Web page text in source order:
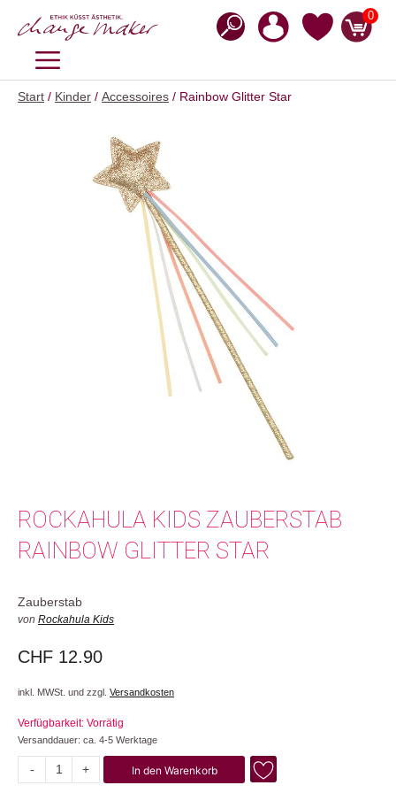
Inhalt
0
MENÜ
Start / Kinder / Accessoires / Rainbow Glitter Star
ROCKAHULA KIDS ZAUBERSTAB
RAINBOW GLITTER STAR
Zauberstab
von Rockahula Kids
CHF 12.90
inkl. MWSt. und zzgl. Versandkosten
Verfügbarkeit: Vorrätig
Versanddauer: ca. 4-5 Werktage
-
Rainbow
+ In den Warenkorb